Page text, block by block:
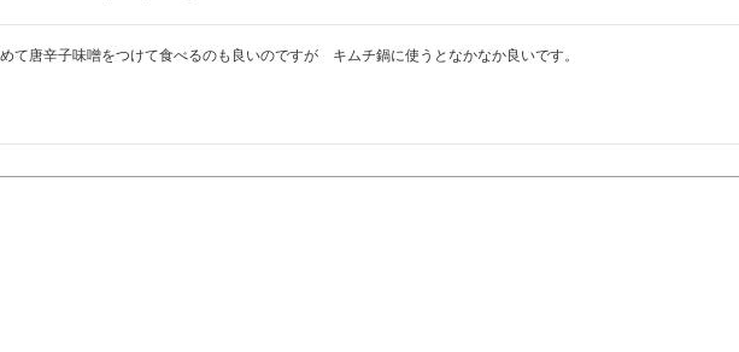
て唐辛子味噌をつけて食べるのも良いのですが　キムチ鍋に使うとなかなか良いです。